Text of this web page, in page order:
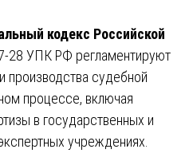
кодекс Российской
28 УПК РФ регламентируют
производства судебной
процессе, включая
в государственных и
учреждениях.